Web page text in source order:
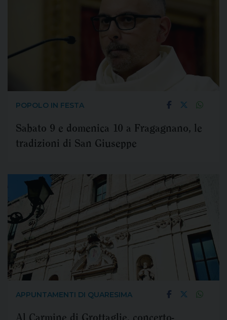
POPOLO IN FESTA
Sabato 9 e domenica 10 a Fragagnano, le
tradizioni di San Giuseppe
APPUNTAMENTI DI QUARESIMA
Al Carmine di Grottaglie, concerto-